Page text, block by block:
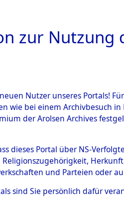
zur Nutzung
Nutzer unseres Portals!
wie bei einem Archivbesuch
der Arolsen Archives
dieses Portal über NS-
und Parteien oder
sind Sie persönlich dafür